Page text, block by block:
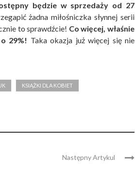
będzie w sprzedaży od 27
żadna miłośniczka słynnej serii
to sprawdźcie! Co więcej, właśnie
29%! Taka okazja już więcej się nie
KSIĄŻKI DLA KOBIET
Następny Artykul